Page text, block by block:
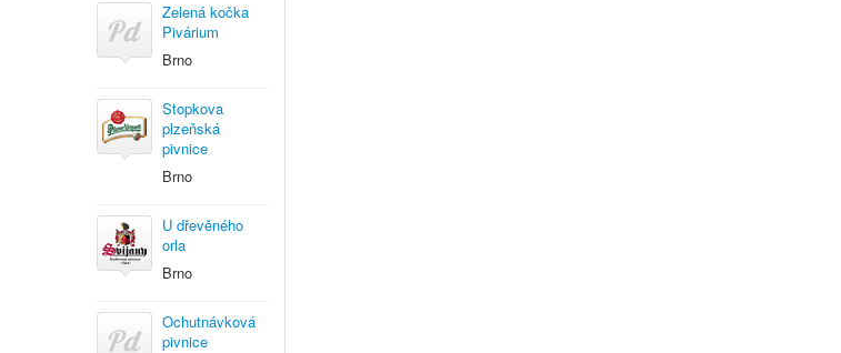
Zelená kočka
Pivárium
Brno
Stopkova
plzeňská
pivnice
Brno
U dřevěného
orla
Brno
Ochutnávková
pivnice